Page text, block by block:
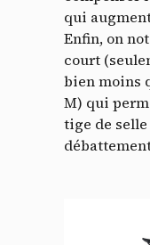
qui
Enfin, on
court
bien moins
M) qui
tige de